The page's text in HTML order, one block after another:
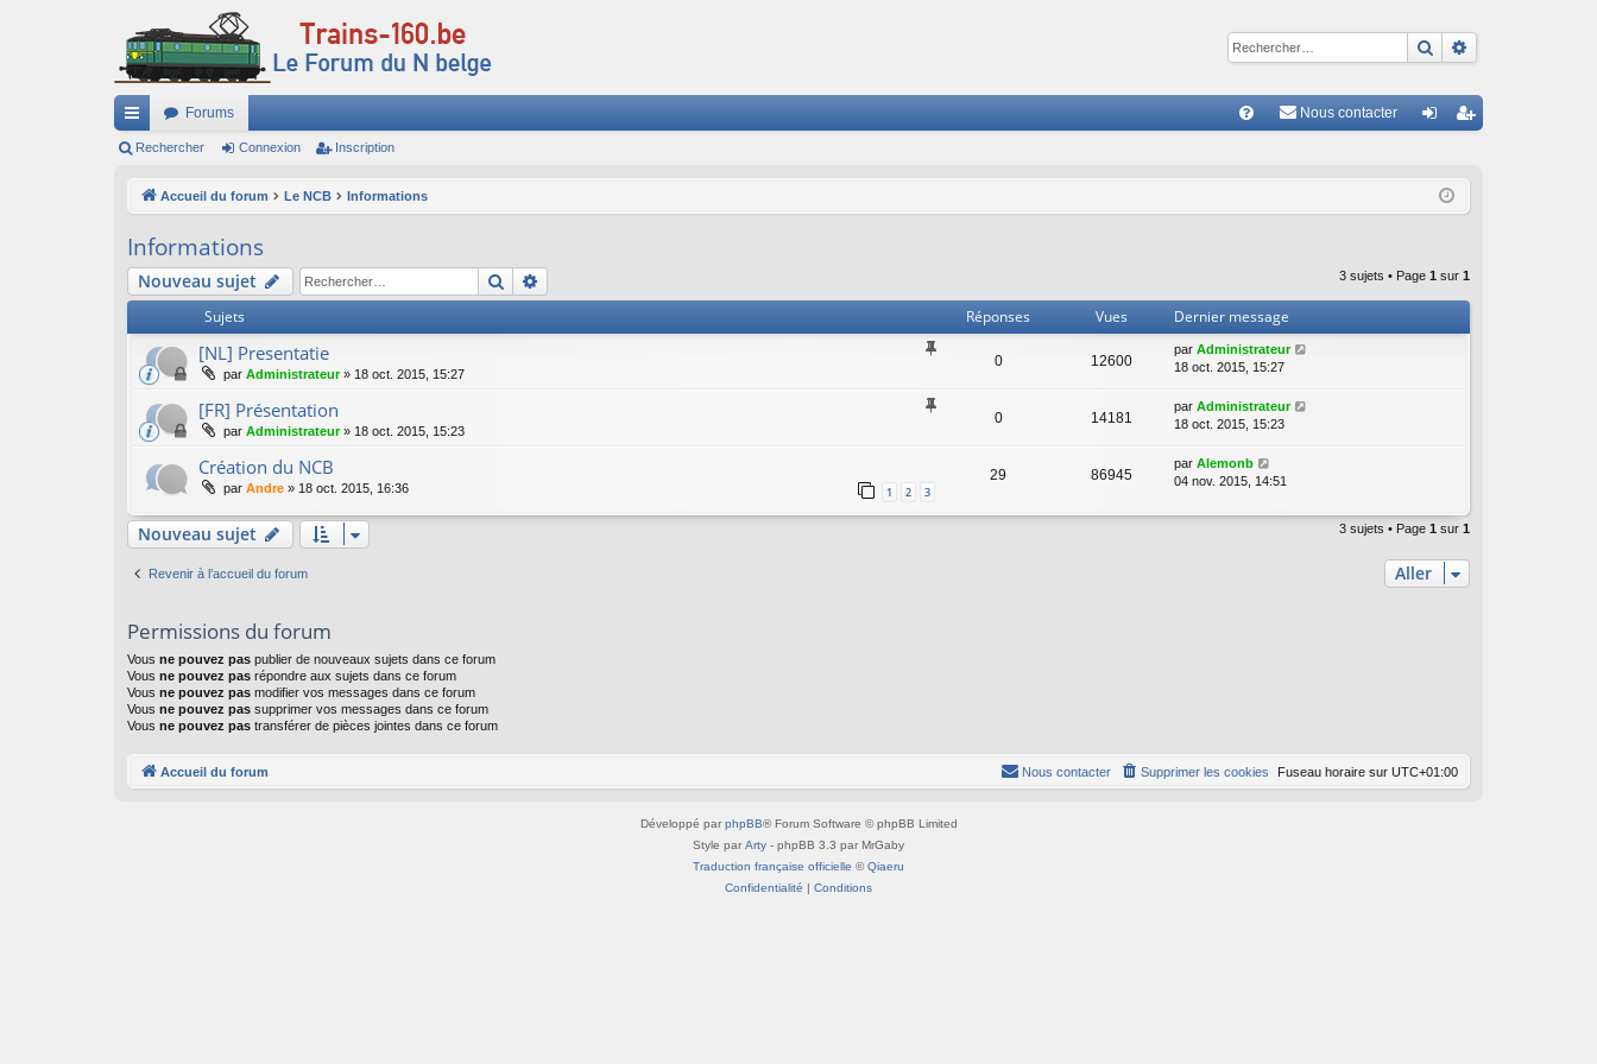
Rechercher
R
ac
ci
s
Forums Nous contacter
cri
Rechercher Connexion Inscription
Accueil du forum Le NCB Informations
Informations
Nouveau sujet Rechercher 3 sujets • Page 1 sur 1
Sujets Réponses Vues Dernier message
[NL] Presentatie
par Administrateur» 18 oct. 2015, 15:27
0 12600
par Administrateur
18 oct. 2015, 15:27
[FR] Présentation
par Administrateur» 18 oct. 2015, 15:23
0 14181
par Administrateur
18 oct. 2015, 15:23
Création du NCB
par Andre » 18 oct. 2015, 16:36 1 2 3
29 86945
par Alemonb
04 nov. 2015, 14:51
Nouveau sujet 3 sujets • Page 1 sur 1
Revenir à l’accueil du forum Aller
Permissions du forum
Vous ne pouvez pas publier de nouveaux sujets dans ce forum
Vous ne pouvez pas répondre aux sujets dans ce forum
Vous ne pouvez pas modifier vos messages dans ce forum
Vous ne pouvez pas supprimer vos messages dans ce forum
Vous ne pouvez pas transférer de pièces jointes dans ce forum
Accueil du forum Fuseau horaire sur UTC+01:00
Supprimer les cookies
Nous contacter
Développé par phpBB® Forum Software © phpBB Limited
Style par Arty - phpBB 3.3 par MrGaby
Traduction française officielle ©Qiaeru
Confidentialité | Conditions